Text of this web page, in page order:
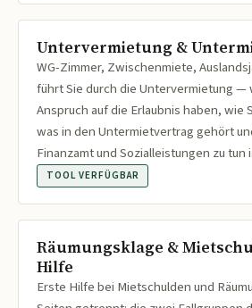
Untervermietung &
WG-Zimmer, Zwischenmiete,
führt Sie durch die Untervermietung —
Anspruch auf die Erlaubnis haben, wie
was in den Untermietvertrag gehört
Finanzamt und Sozialleistungen zu tun
TOOL VERFÜGBAR
Räumungsklage &
Hilfe
Erste Hilfe bei Mietschulden und